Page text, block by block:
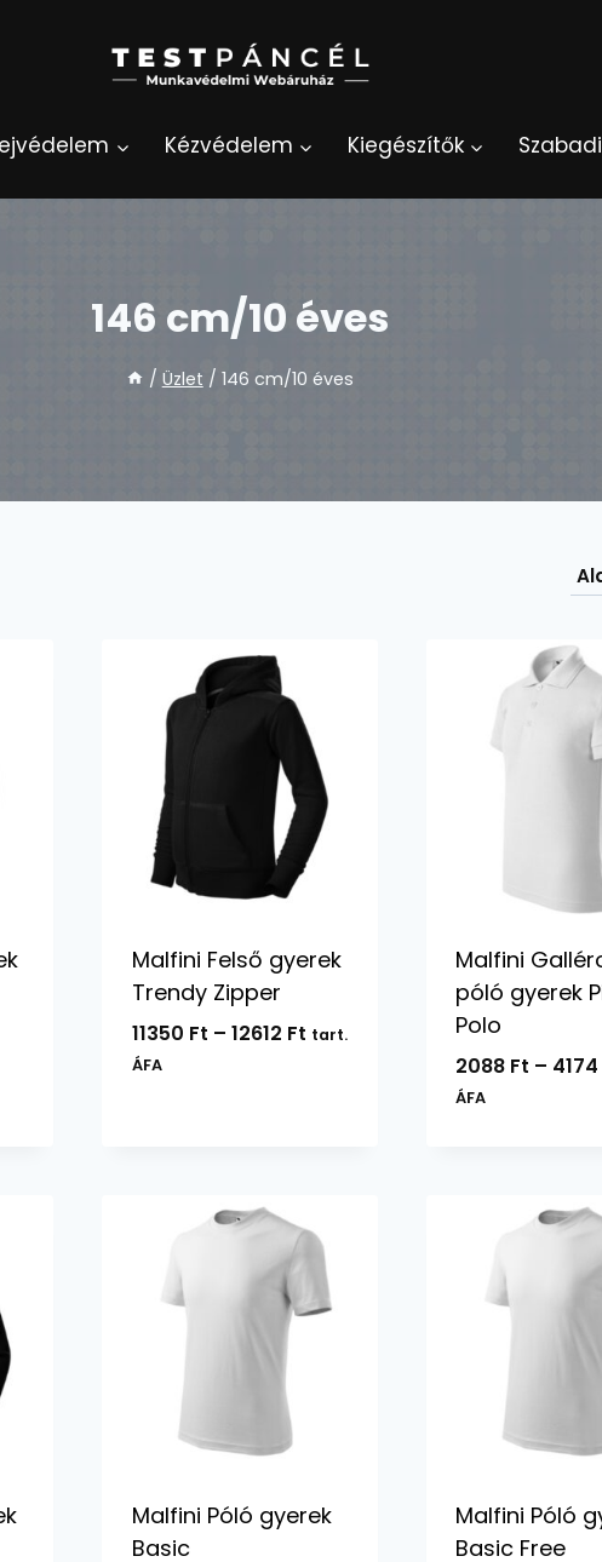
Kézvédelem Kiegészítők
146 cm/10 éves
/ Üzlet / 146 cm/10 éves
Malfini Felső gyerek
Trendy Zipper
11350 Ft – 12612 FtÁrtartomány:
tart.
ÁFA
Malfini
póló gyerek
Polo
2088 Ft – 4174
ÁFA
Malfini Póló gyerek
Basic
Malfini Póló
Basic Free